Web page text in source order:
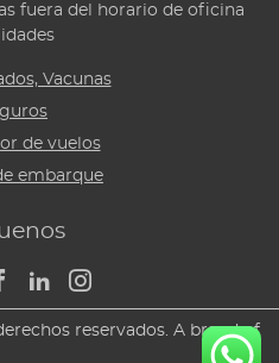
fuera del horario de oficina
Vacunas
de vuelos
embarque
reservados. A brand of